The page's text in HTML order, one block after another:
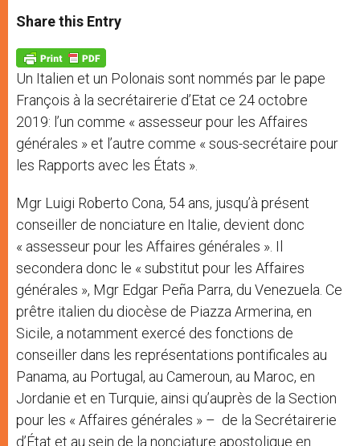
t
s
p
p
s
e
g
e
r
e
b
o
k
Share this Entry
Un Italien et un Polonais sont nommés par le pape
François à la secrétairerie d’Etat ce 24 octobre
2019: l’un comme « assesseur pour les Affaires
générales » et l’autre comme « sous-secrétaire pour
les Rapports avec les États ».
Mgr Luigi Roberto Cona, 54 ans, jusqu’à présent
conseiller de nonciature en Italie, devient donc
« assesseur pour les Affaires générales ». Il
secondera donc le « substitut pour les Affaires
générales », Mgr Edgar Peña Parra, du Venezuela. Ce
prêtre italien du diocèse de Piazza Armerina, en
Sicile, a notamment exercé des fonctions de
conseiller dans les représentations pontificales au
Panama, au Portugal, au Cameroun, au Maroc, en
Jordanie et en Turquie, ainsi qu’auprès de la Section
pour les « Affaires générales » – de la Secrétairerie
d’État et au sein de la nonciature apostolique en